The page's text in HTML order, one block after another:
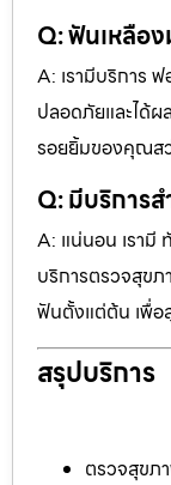
Q: ฟันเหลือ
A: เรามีบริการ
ปลอดภัยและได้ผ
รอยยิ้มของคุณส
Q: มีบริการ
A: แน่นอน เรามี
บริการตรวจสุขภ
ฟันตั้งแต่ต้น เพื่อ
สรุปบริการ
ตรวจสุขภ